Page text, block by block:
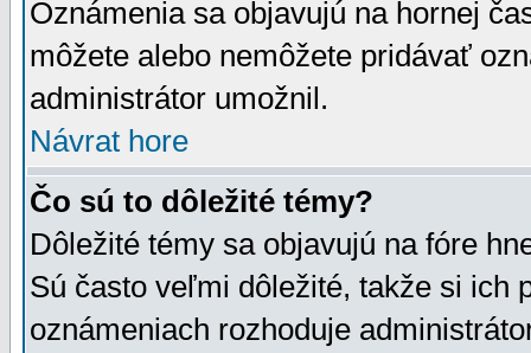
Oznámenia sa objavujú na hornej
môžete alebo nemôžete pridávať
administrátor umožnil.
Návrat hore
Čo sú to dôležité témy?
Dôležité témy sa objavujú na fóre
Sú často veľmi dôležité, takže si ich
oznámeniach rozhoduje